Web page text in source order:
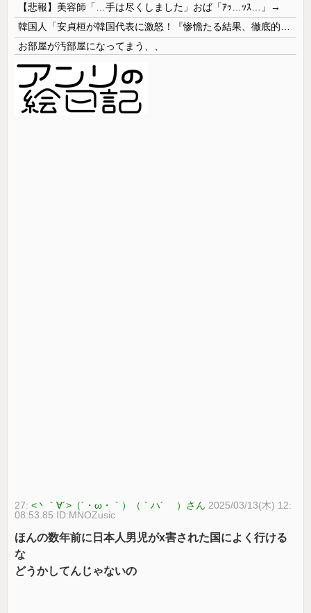
【悲報】美容師「…手は尽くしました」おば「ｱｯ…ｯｽ…」→
お部屋が汚部屋になってまう、、
27:<丶｀∀´>（´・ω・｀）（｀ハ´ ）さん 2025/03/13(木) 12:
08:53.85 ID:MNOZusic
ほんの数年前に日本人男児がx害された国によく行ける
な
どうかしてんじゃないの